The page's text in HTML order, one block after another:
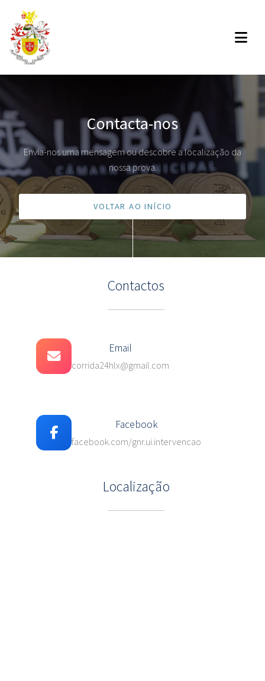
Contacta-nos
Envia-nos uma mensagem ou descobre a localização da
nossa prova.
VOLTAR AO INÍCIO
Contactos
Email
corrida24hlx@gmail.com
Facebook
facebook.com/gnr.ui.intervencao
Localização